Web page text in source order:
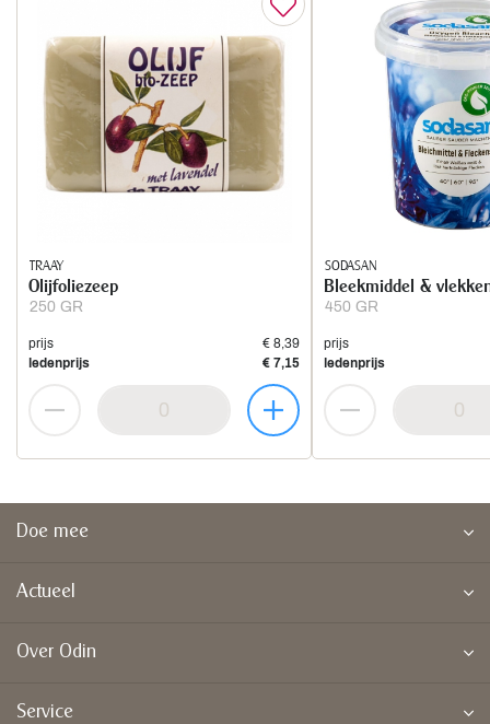
TRAAY
250 GR
Olijfoliezeep
prijs
€ 8,39
ledenprijs
€ 7,15
SODASAN
450 GR
Bleekmiddel &
prijs
ledenprijs
Doe mee
Actueel
Over Odin
Service